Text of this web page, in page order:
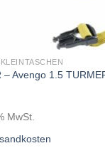
– Avengo 1.5
MwSt.